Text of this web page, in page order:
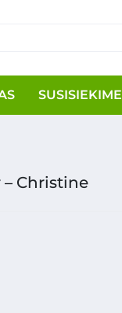
SUSISIEKIME
Christine